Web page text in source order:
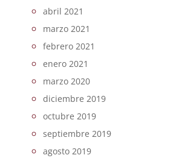
abril 2021
marzo 2021
febrero 2021
enero 2021
marzo 2020
diciembre 2019
octubre 2019
septiembre 2019
agosto 2019